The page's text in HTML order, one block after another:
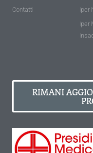
Contatti
Iper
Iper
RIMANI